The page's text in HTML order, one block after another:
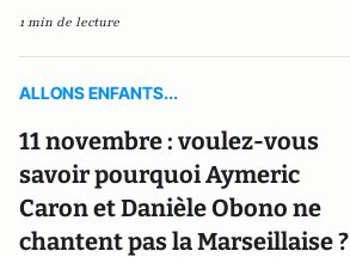
1 min de lecture
ALLONS ENFANTS...
11 novembre : voulez-vous
savoir pourquoi Aymeric
Caron et Danièle Obono ne
chantent pas la Marseillaise ?